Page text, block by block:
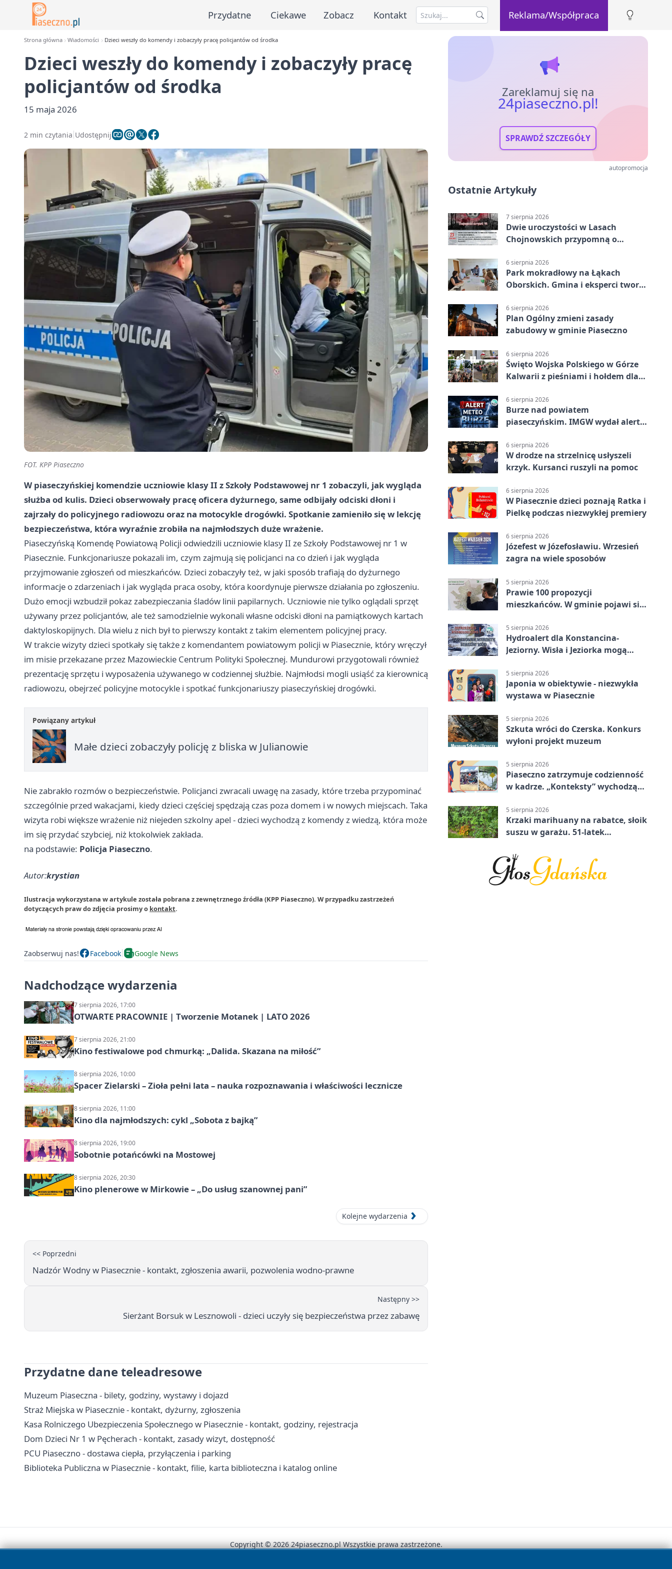
Przydatne Ciekawe Zobacz Kontakt Reklama/Współpraca
Strona główna Wiadomości Dzieci weszły do komendy i zobaczyły pracę policjantów od środka
Dzieci weszły do komendy i zobaczyły pracę
policjantów od środka
15 maja 2026
2 min czytania Udostępnij
FOT. KPP Piaseczno
W piaseczyńskiej komendzie uczniowie klasy II z Szkoły Podstawowej nr 1 zobaczyli, jak wygląda
służba od kulis. Dzieci obserwowały pracę oficera dyżurnego, same odbijały odciski dłoni i
zajrzały do policyjnego radiowozu oraz na motocykle drogówki. Spotkanie zamieniło się w lekcję
bezpieczeństwa, która wyraźnie zrobiła na najmłodszych duże wrażenie.
Piaseczyńską Komendę Powiatową Policji odwiedzili uczniowie klasy II ze Szkoły Podstawowej nr 1 w
Piasecznie. Funkcjonariusze pokazali im, czym zajmują się policjanci na co dzień i jak wygląda
przyjmowanie zgłoszeń od mieszkańców. Dzieci zobaczyły też, w jaki sposób trafiają do dyżurnego
informacje o zdarzeniach i jak wygląda praca osoby, która koordynuje pierwsze działania po zgłoszeniu.
Dużo emocji wzbudził pokaz zabezpieczania śladów linii papilarnych. Uczniowie nie tylko oglądali sprzęt
używany przez policjantów, ale też samodzielnie wykonali własne odciski dłoni na pamiątkowych kartach
daktyloskopijnych. Dla wielu z nich był to pierwszy kontakt z takim elementem policyjnej pracy.
W trakcie wizyty dzieci spotkały się także z komendantem powiatowym policji w Piasecznie, który wręczył
im misie przekazane przez Mazowieckie Centrum Polityki Społecznej. Mundurowi przygotowali również
prezentację sprzętu i wyposażenia używanego w codziennej służbie. Najmłodsi mogli usiąść za kierownicą
radiowozu, obejrzeć policyjne motocykle i spotkać funkcjonariuszy piaseczyńskiej drogówki.
Powiązany artykuł
Małe dzieci zobaczyły policję z bliska w Julianowie
Nie zabrakło rozmów o bezpieczeństwie. Policjanci zwracali uwagę na zasady, które trzeba przypominać
szczególnie przed wakacjami, kiedy dzieci częściej spędzają czas poza domem i w nowych miejscach. Taka
wizyta robi większe wrażenie niż niejeden szkolny apel - dzieci wychodzą z komendy z wiedzą, która może
im się przydać szybciej, niż ktokolwiek zakłada.
na podstawie: Policja Piaseczno.
Autor:krystian
Ilustracja wykorzystana w artykule została pobrana z zewnętrznego źródła (KPP Piaseczno). W przypadku zastrzeżeń
dotyczących praw do zdjęcia prosimy o kontakt.
Zaobserwuj nas! Facebook Google News
Nadchodzące wydarzenia
7 sierpnia 2026, 17:00
OTWARTE PRACOWNIE | Tworzenie Motanek | LATO 2026
7 sierpnia 2026, 21:00
Kino festiwalowe pod chmurką: „Dalida. Skazana na miłość”
8 sierpnia 2026, 10:00
Spacer Zielarski – Zioła pełni lata – nauka rozpoznawania i właściwości lecznicze
8 sierpnia 2026, 11:00
Kino dla najmłodszych: cykl „Sobota z bajką”
8 sierpnia 2026, 19:00
Sobotnie potańcówki na Mostowej
8 sierpnia 2026, 20:30
Kino plenerowe w Mirkowie – „Do usług szanownej pani”
Kolejne wydarzenia
<< Poprzedni
Nadzór Wodny w Piasecznie - kontakt, zgłoszenia awarii, pozwolenia wodno-prawne
Następny >>
Sierżant Borsuk w Lesznowoli - dzieci uczyły się bezpieczeństwa przez zabawę
Przydatne dane teleadresowe
Muzeum Piaseczna - bilety, godziny, wystawy i dojazd
Straż Miejska w Piasecznie - kontakt, dyżurny, zgłoszenia
Kasa Rolniczego Ubezpieczenia Społecznego w Piasecznie - kontakt, godziny, rejestracja
Dom Dzieci Nr 1 w Pęcherach - kontakt, zasady wizyt, dostępność
PCU Piaseczno - dostawa ciepła, przyłączenia i parking
Biblioteka Publiczna w Piasecznie - kontakt, filie, karta biblioteczna i katalog online
Zareklamuj się na
24piaseczno.pl!
SPRAWDŹ SZCZEGÓŁY
autopromocja
Ostatnie Artykuły
7 sierpnia 2026
Dwie uroczystości w Lasach
Chojnowskich przypomną o
6 sierpnia 2026
Park mokradłowy na Łąkach
Oborskich. Gmina i eksperci tworzą
6 sierpnia 2026
Plan Ogólny zmieni zasady
zabudowy w gminie Piaseczno
6 sierpnia 2026
Święto Wojska Polskiego w Górze
Kalwarii z pieśniami i hołdem dla
6 sierpnia 2026
Burze nad powiatem
piaseczyńskim. IMGW wydał alert
6 sierpnia 2026
W drodze na strzelnicę usłyszeli
krzyk. Kursanci ruszyli na pomoc
6 sierpnia 2026
W Piasecznie dzieci poznają Ratka i
Pielkę podczas niezwykłej premiery
6 sierpnia 2026
Józefest w Józefosławiu. Wrzesień
zagra na wiele sposobów
5 sierpnia 2026
Prawie 100 propozycji
mieszkańców. W gminie pojawi się
5 sierpnia 2026
Hydroalert dla Konstancina-
Jeziorny. Wisła i Jeziorka mogą
5 sierpnia 2026
Japonia w obiektywie - niezwykła
wystawa w Piasecznie
5 sierpnia 2026
Szkuta wróci do Czerska. Konkurs
wyłoni projekt muzeum
5 sierpnia 2026
Piaseczno zatrzymuje codzienność
w kadrze. „Konteksty” wychodzą
5 sierpnia 2026
Krzaki marihuany na rabatce, słoik
suszu w garażu. 51-latek
Copyright © 2026 24piaseczno.pl Wszystkie prawa zastrzeżone.